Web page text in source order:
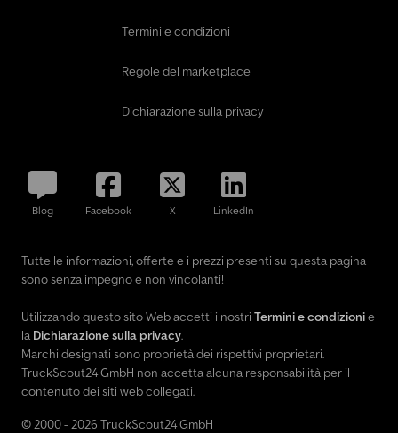
Termini e condizioni
Regole del marketplace
Dichiarazione sulla privacy
Blog Facebook X LinkedIn
Tutte le informazioni, offerte e i prezzi presenti su questa pagina
sono senza impegno e non vincolanti!
Utilizzando questo sito Web accetti i nostri Termini e condizionie
la Dichiarazione sulla privacy.
Marchi designati sono proprietà dei rispettivi proprietari.
TruckScout24 GmbH non accetta alcuna responsabilità per il
contenuto dei siti web collegati.
© 2000 - 2026 TruckScout24 GmbH